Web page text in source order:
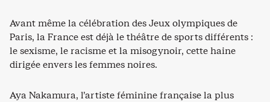
Avant même la célébration des Jeux olympiques de
Paris, la France est déjà le théâtre de sports différents :
le sexisme, le racisme et la misogynoir, cette haine
dirigée envers les femmes noires.
Aya Nakamura, l’artiste féminine française la plus